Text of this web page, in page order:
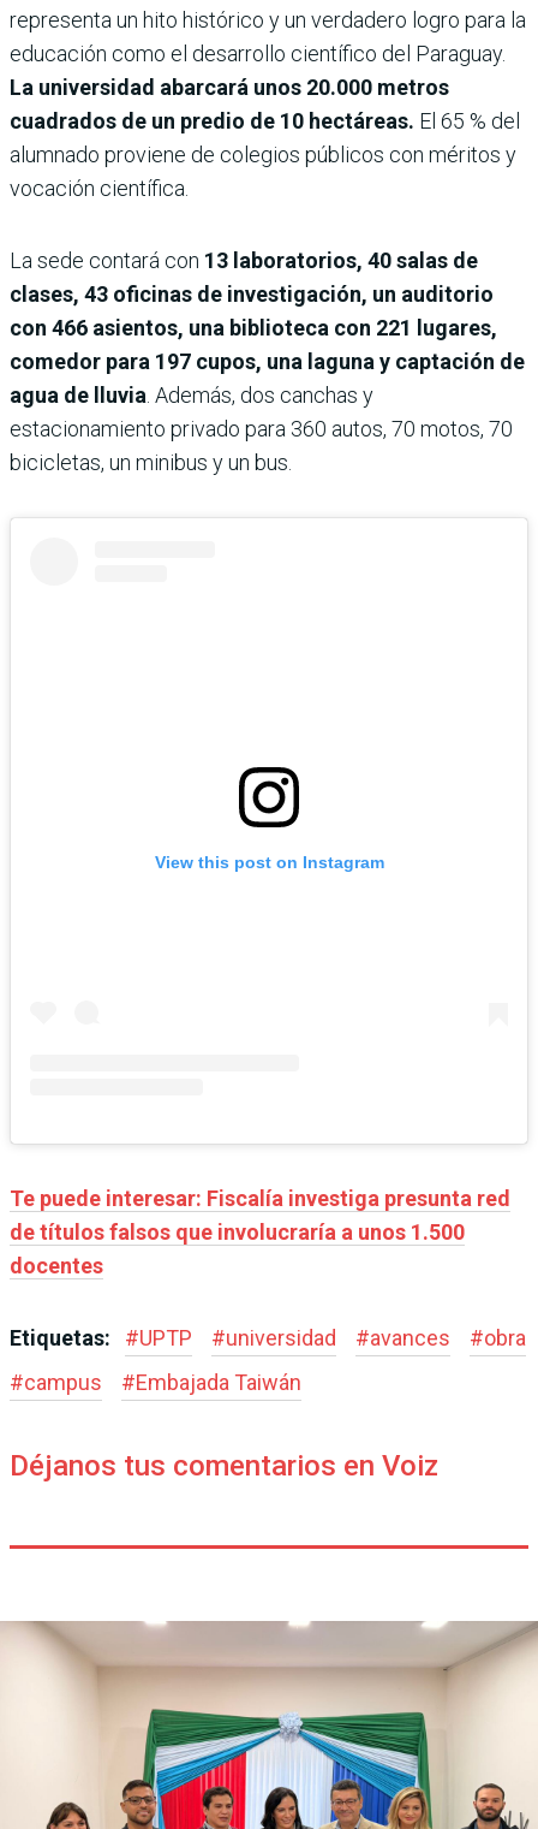
representa un hito histórico y un verdadero logro para la
educación como el desarrollo científico del Paraguay.
La universidad abarcará unos 20.000 metros
cuadrados de un predio de 10 hectáreas. El 65 % del
alumnado proviene de colegios públicos con méritos y
vocación científica.
La sede contará con 13 laboratorios, 40 salas de
clases, 43 oficinas de investigación, un auditorio
con 466 asientos, una biblioteca con 221 lugares,
comedor para 197 cupos, una laguna y captación de
agua de lluvia . Además, dos canchas y
estacionamiento privado para 360 autos, 70 motos, 70
bicicletas, un minibus y un bus.
View this post on Instagram
Te puede interesar: Fiscalía investiga presunta red
de títulos falsos que involucraría a unos 1.500
docentes
Etiquetas: #UPTP #universidad #avances #obra
#campus #Embajada Taiwán
Déjanos tus comentarios en Voiz